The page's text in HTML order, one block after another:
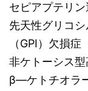
セピアプテリ
先天性グリコ
（GPI）欠損症
非ケトーシス
β―ケトチオラ